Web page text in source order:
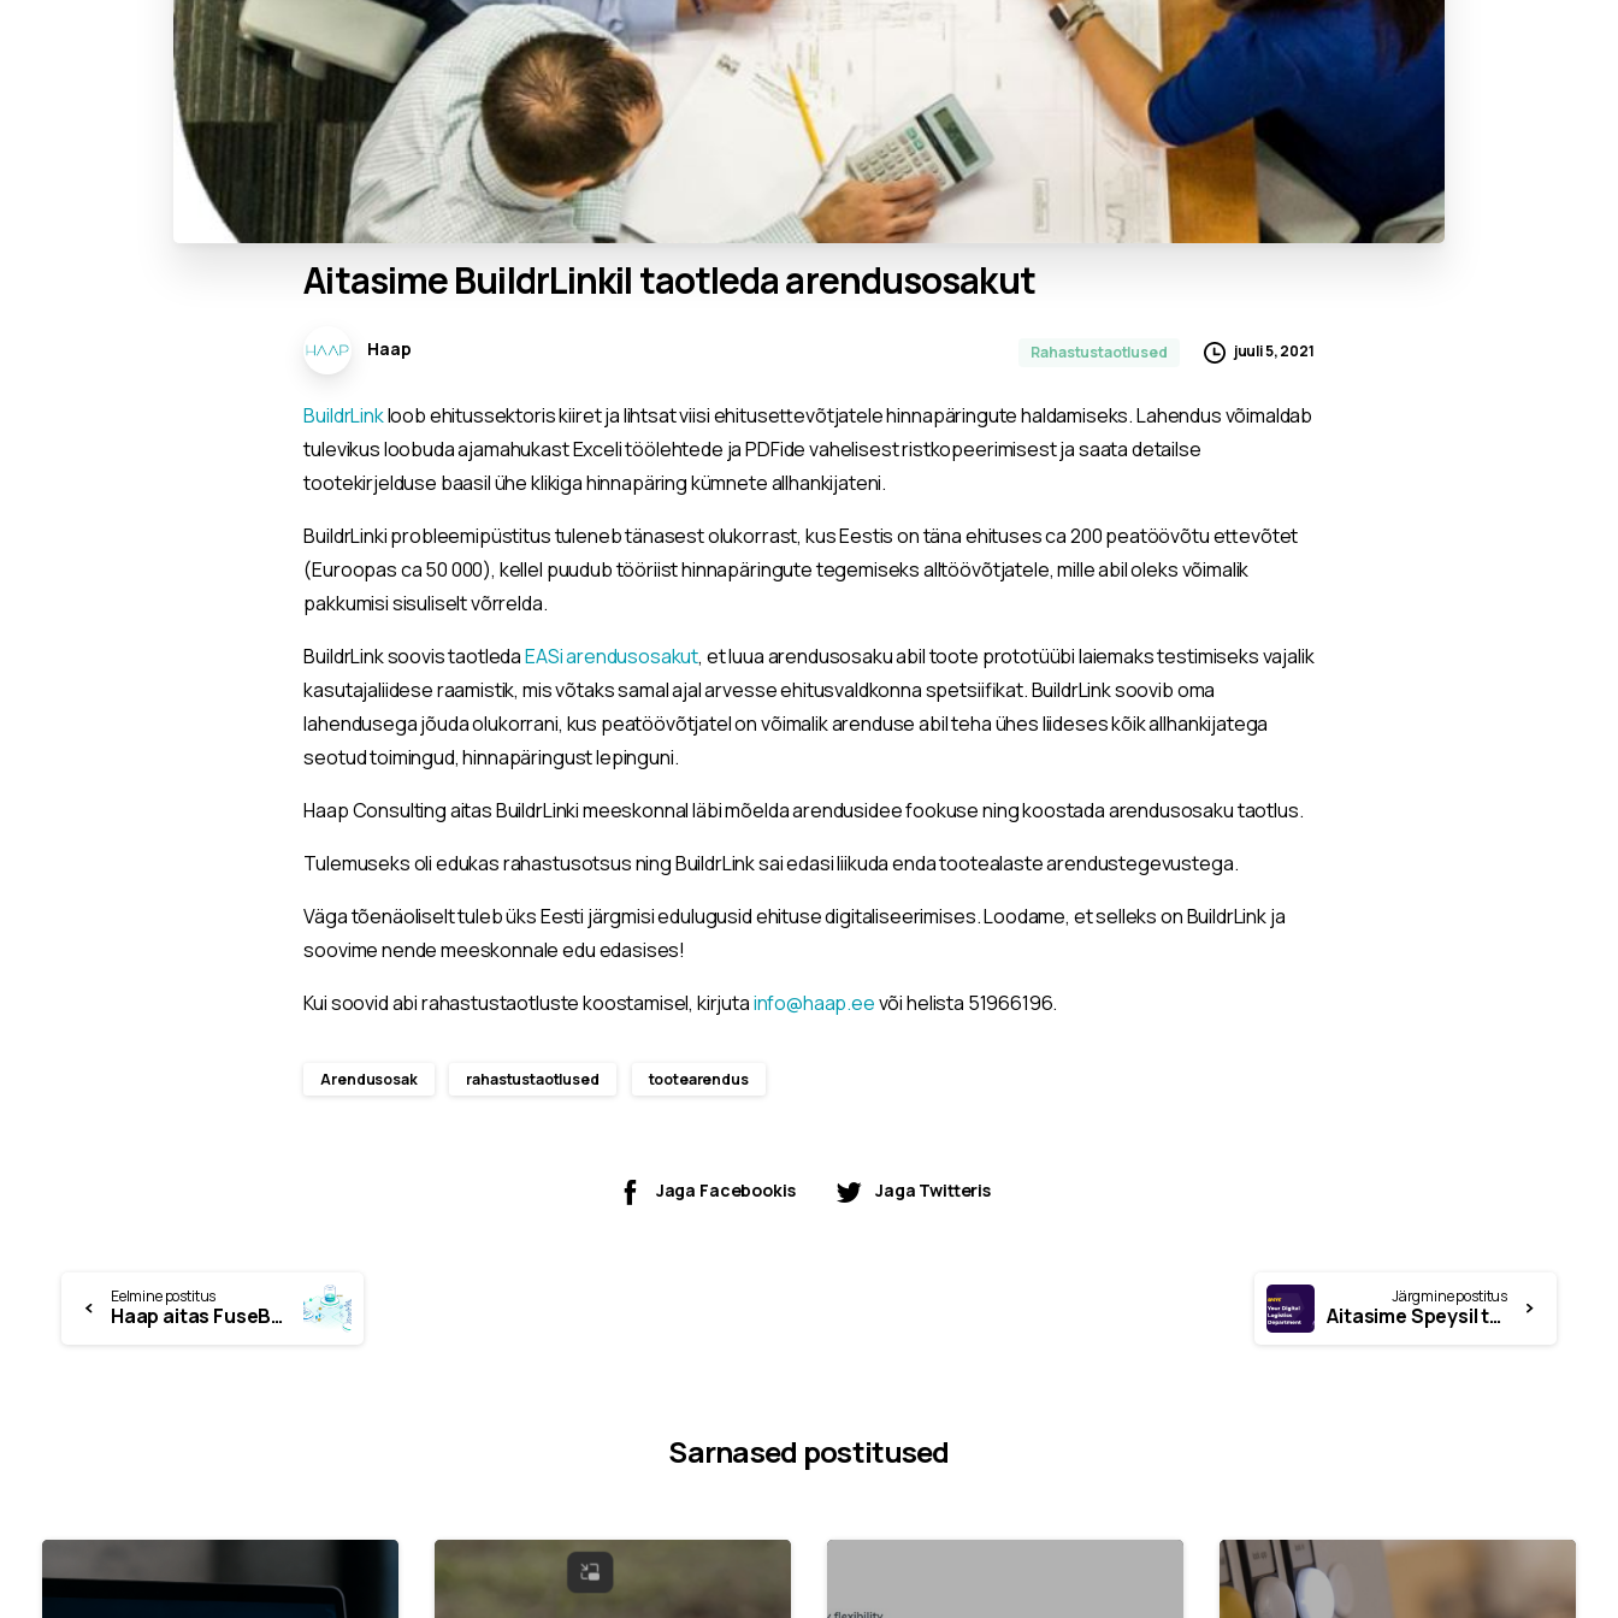
AitasimeBuildrLinkiltaotledaarendusosakut
Haap Rahastustaotlused juuli 5, 2021
BuildrLinkloob ehitussektoris kiiret ja lihtsat viisi ehitusettevõtjatele hinnapäringute haldamiseks. Lahendus võimaldab
tulevikus loobuda ajamahukast Exceli töölehtede ja PDFide vahelisest ristkopeerimisest ja saata detailse
tootekirjelduse baasil ühe klikiga hinnapäring kümnete allhankijateni.
BuildrLinki probleemipüstitus tuleneb tänasest olukorrast, kus Eestis on täna ehituses ca 200 peatöövõtu ettevõtet
(Euroopas ca 50 000), kellel puudub tööriist hinnapäringute tegemiseks alltöövõtjatele, mille abil oleks võimalik
pakkumisi sisuliselt võrrelda.
BuildrLink soovis taotledaEASi arendusosakut, et luua arendusosaku abil toote prototüübi laiemaks testimiseks vajalik
kasutajaliidese raamistik, mis võtaks samal ajal arvesse ehitusvaldkonna spetsiifikat. BuildrLink soovib oma
lahendusega jõuda olukorrani, kus peatöövõtjatel on võimalik arenduse abil teha ühes liideses kõik allhankijatega
seotud toimingud, hinnapäringust lepinguni.
Haap Consulting aitas BuildrLinki meeskonnal läbi mõelda arendusidee fookuse ning koostada arendusosaku taotlus.
Tulemuseks oli edukas rahastusotsus ning BuildrLink sai edasi liikuda enda tootealaste arendustegevustega.
Väga tõenäoliselt tuleb üks Eesti järgmisi edulugusid ehituse digitaliseerimises. Loodame, et selleks on BuildrLink ja
soovime nende meeskonnale edu edasises!
Kui soovid abi rahastustaotluste koostamisel, kirjutainfo@haap.eevõi helista 51966196.
Arendusosak rahastustaotlused tootearendus
Jaga Facebookis Jaga Twitteris
Eelmine postitus
Haap aitas FuseBoxil ja Pixiil kaasata 700 tuhat eurot arendustegevusteks
Järgmine postitus
Aitasime Speysil taotleda tootearenduse toetust
Sarnased postitused